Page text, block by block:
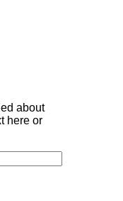
about
here or